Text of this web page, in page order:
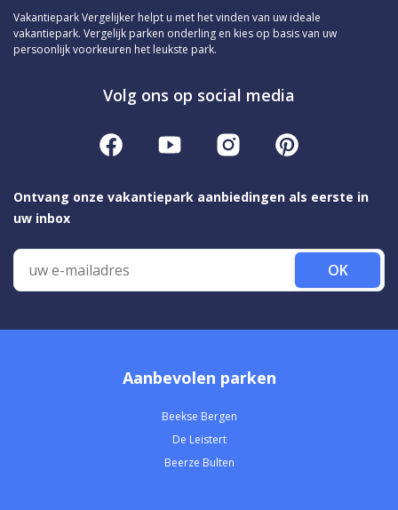
Vakantiepark Vergelijker helpt u met het vinden van uw ideale
vakantiepark. Vergelijk parken onderling en kies op basis van uw
persoonlijk voorkeuren het leukste park.
Volg ons op social media
Ontvang onze vakantiepark aanbiedingen als eerste in
uw inbox
OK
Aanbevolen parken
Beekse Bergen
De Leistert
Beerze Bulten